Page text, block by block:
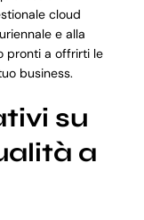
cloud
e alla
pronti a offrirti le
business.
su
a